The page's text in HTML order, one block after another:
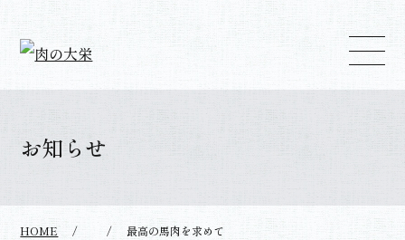
お知らせ
HOME / / 最高の馬肉を求めて